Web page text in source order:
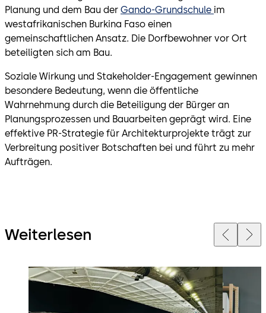
Planung und dem Bau der Gando-Grundschule im
westafrikanischen Burkina Faso einen
gemeinschaftlichen Ansatz. Die Dorfbewohner vor Ort
beteiligten sich am Bau.
Soziale Wirkung und Stakeholder-Engagement gewinnen
besondere Bedeutung, wenn die öffentliche
Wahrnehmung durch die Beteiligung der Bürger an
Planungsprozessen und Bauarbeiten geprägt wird. Eine
effektive PR-Strategie für Architekturprojekte trägt zur
Verbreitung positiver Botschaften bei und führt zu mehr
Aufträgen.
Weiterlesen